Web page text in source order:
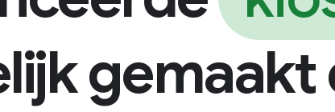
gemaakt